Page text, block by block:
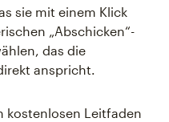
sie mit einem Klick
„Abschicken“-
das die
anspricht.
kostenlosen Leitfaden